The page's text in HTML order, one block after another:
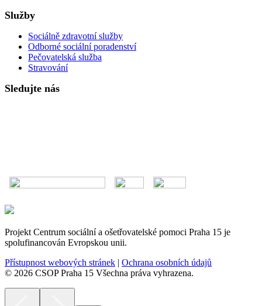
Služby
Sociálně zdravotní služby
Odborné sociální poradenství
Pečovatelská služba
Stravování
Sledujte nás
Projekt Centrum sociální a ošetřovatelské pomoci Praha 15 je
spolufinancován Evropskou unii.
Přístupnost webových stránek | Ochrana osobních údajů
© 2026 CSOP Praha 15 Všechna práva vyhrazena.